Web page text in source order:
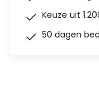
Keuze uit
50 dagen